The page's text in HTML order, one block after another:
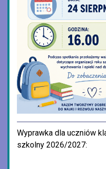
Wyprawka dla uczniów
szkolny 2026/2027: